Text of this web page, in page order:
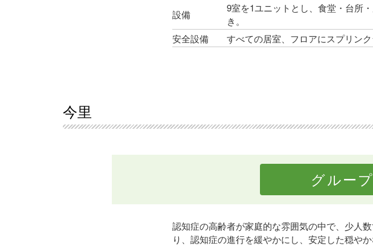
設備
9室を1ユニットとし、食堂・台所
き。
安全設備
すべての居室、フロアにスプリン
今里
グルー
認知症の高齢者が家庭的な雰囲気の中で、少人
り、認知症の進行を緩やかにし、安定した穏や